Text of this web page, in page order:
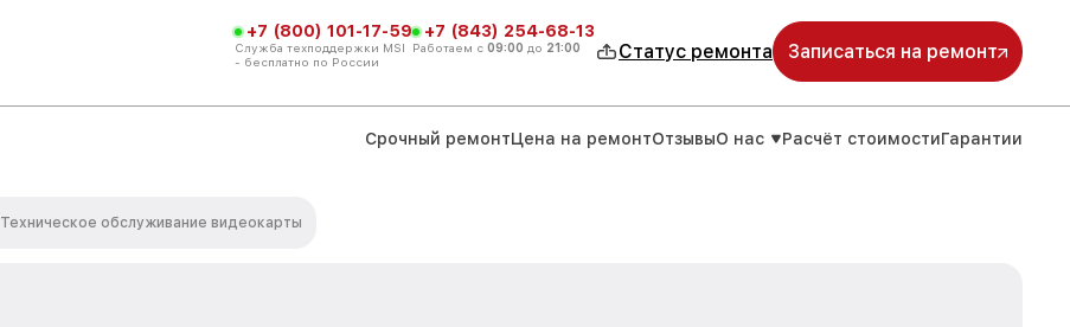
+7 (800) 101-17-59
Служба техподдержки MSI
- бесплатно по России
+7 (843) 254-68-13
Работаем с 09:00 до 21:00 Статус ремонта Записаться на ремонт
Срочный ремонтЦена на ремонтОтзывыО нас Расчёт стоимостиГарантии
Техническое обслуживание видеокарты